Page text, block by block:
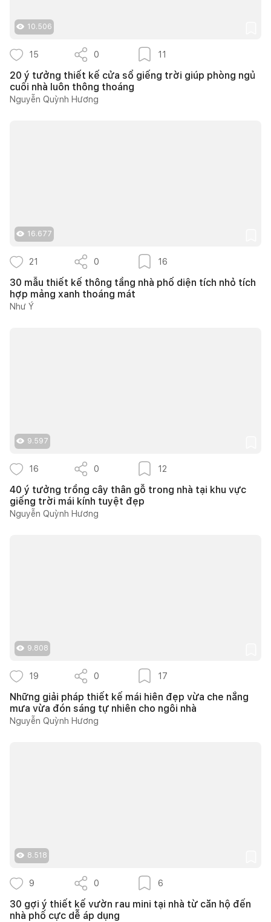
10.506
15 0 11
20 ý tưởng thiết kế cửa sổ giếng trời giúp phòng ngủ
cuối nhà luôn thông thoáng
Nguyễn Quỳnh Hương
16.677
21 0 16
30 mẫu thiết kế thông tầng nhà phố diện tích nhỏ tích
hợp mảng xanh thoáng mát
Như Ý
9.597
16 0 12
40 ý tưởng trồng cây thân gỗ trong nhà tại khu vực
giếng trời mái kính tuyệt đẹp
Nguyễn Quỳnh Hương
9.808
19 0 17
Những giải pháp thiết kế mái hiên đẹp vừa che nắng
mưa vừa đón sáng tự nhiên cho ngôi nhà
Nguyễn Quỳnh Hương
8.518
9 0 6
30 gợi ý thiết kế vườn rau mini tại nhà từ căn hộ đến
nhà phố cực dễ áp dụng